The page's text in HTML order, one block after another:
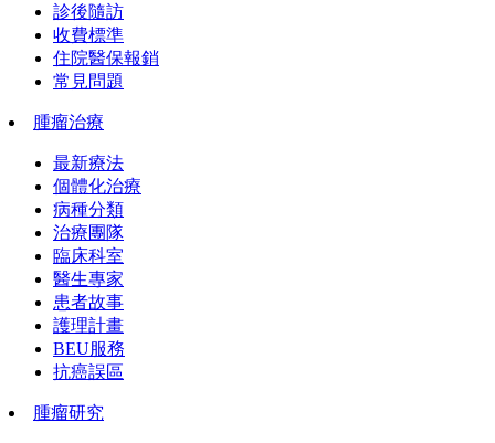
診後隨訪
收費標準
住院醫保報銷
常見問題
腫瘤治療
最新療法
個體化治療
病種分類
治療團隊
臨床科室
醫生專家
患者故事
護理計畫
BEU服務
抗癌誤區
腫瘤研究